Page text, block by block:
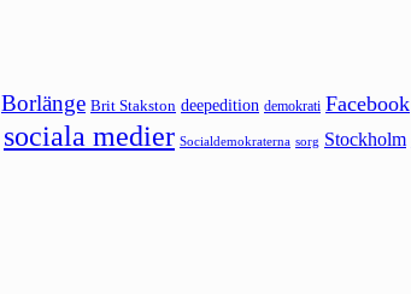
Borlänge Brit Stakston deepedition demokrati Facebook
sociala medier Socialdemokraterna sorg Stockholm